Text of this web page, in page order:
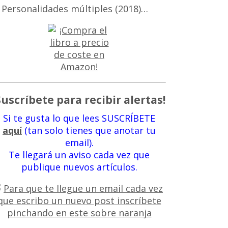
múltiples (2018)…
para recibir alertas!
Si te gusta lo que lees SUSCRÍBETE
aquí(tan solo tienes que anotar tu
email).
Te llegará un aviso cada vez que
publique nuevos artículos.